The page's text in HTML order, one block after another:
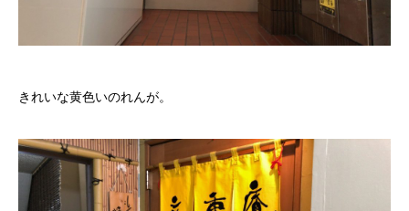
きれいな黄色いのれんが。